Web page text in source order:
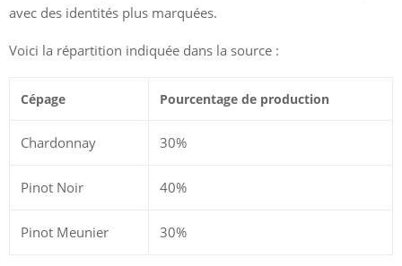
avec des identités plus marquées.
Voici la répartition indiquée dans la source :
Cépage Pourcentage de production
Chardonnay 30%
Pinot Noir 40%
Pinot Meunier 30%